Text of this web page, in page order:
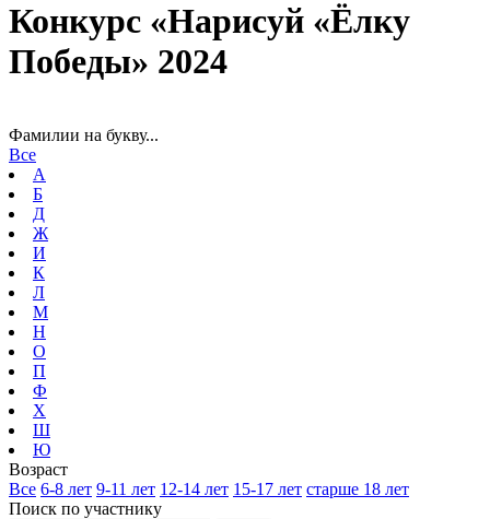
Конкурс «Нарисуй «Ёлку
Победы» 2024
Фамилии на букву...
Все
А
Б
Д
Ж
И
К
Л
М
Н
О
П
Ф
Х
Ш
Ю
Возраст
Все 6-8 лет 9-11 лет 12-14 лет 15-17 лет старше 18 лет
Поиск по участнику